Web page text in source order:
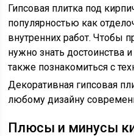
Гипсовая плитка под
популярностью как
внутренних работ. Чтобы
нужно знать достоинства
также познакомиться с
Декоративная гипсовая
любому дизайну
Плюсы и минусы